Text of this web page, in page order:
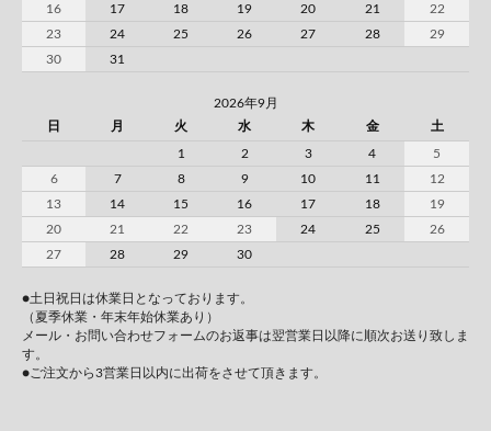
16
17 18 19 20 21
22
23
24 25 26 27 28
29
30
31
2026年9月
日
月 火 水 木 金 土
1 2 3 4
5
6
7 8 9 10 11
12
13
14 15 16 17 18
19
20
21 22 23 24 25
26
27
28 29 30
●土日祝日は休業日となっております。
（夏季休業・年末年始休業あり）
メール・お問い合わせフォームのお返事は翌営業日以降に順次お送り致しま
す。
●ご注文から3営業日以内に出荷をさせて頂きます。